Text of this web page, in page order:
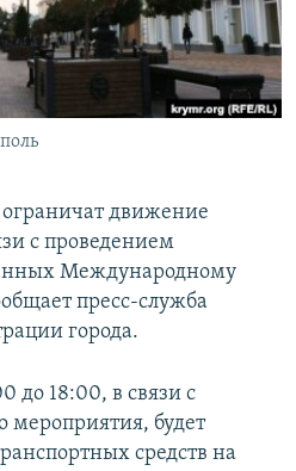
движение
с проведением
Международному
пресс-служба
города.
до 18:00, в связи с
мероприятия, будет
средств на